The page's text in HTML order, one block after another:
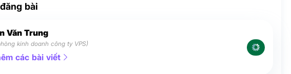
bài
Văn Trung
kinh doanh công ty VPS)
các bài viết